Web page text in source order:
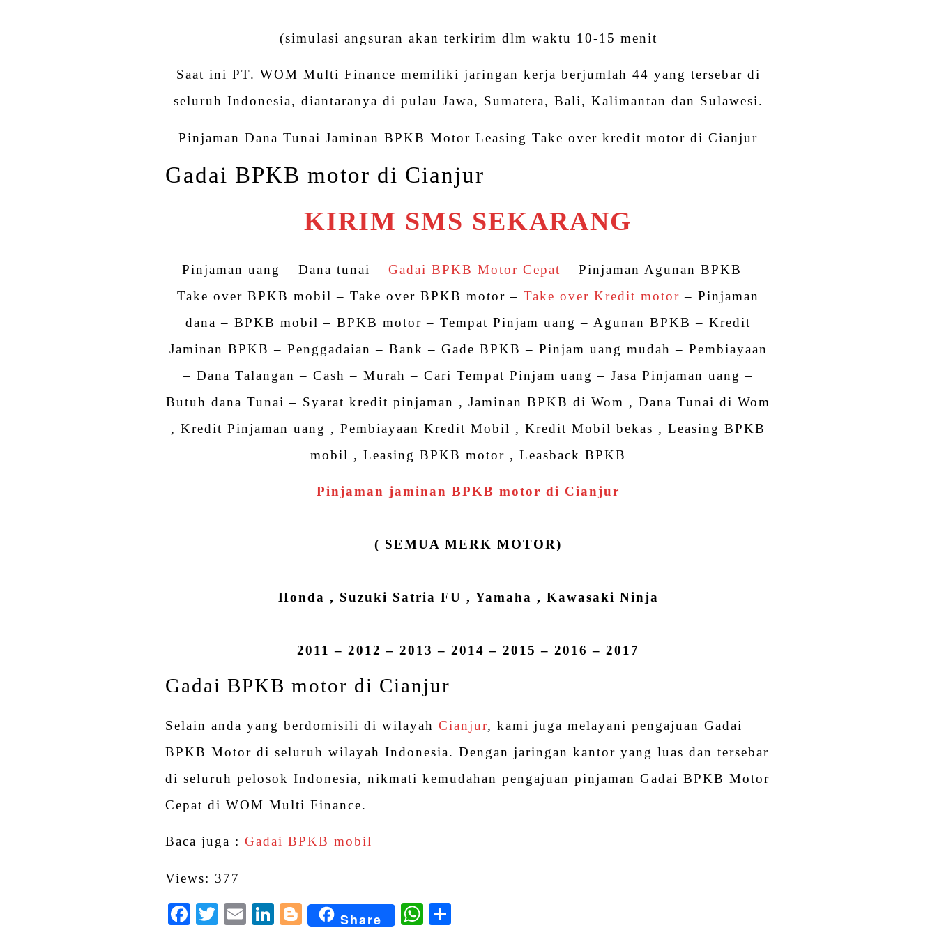
(simulasi angsuran akan terkirim dlm waktu 10-15 menit
Saat ini PT. WOM Multi Finance memiliki jaringan kerja berjumlah 44 yang tersebar di
seluruh Indonesia, diantaranya di pulau Jawa, Sumatera, Bali, Kalimantan dan Sulawesi.
Pinjaman Dana Tunai Jaminan BPKB Motor Leasing Take over kredit motor di Cianjur
Gadai BPKB motor di Cianjur
KIRIM SMS SEKARANG
Pinjaman uang – Dana tunai – Gadai BPKB Motor Cepat – Pinjaman Agunan BPKB –
Take over BPKB mobil – Take over BPKB motor –Take over Kredit motor – Pinjaman
dana – BPKB mobil – BPKB motor – Tempat Pinjam uang – Agunan BPKB – Kredit
Jaminan BPKB – Penggadaian – Bank – Gade BPKB – Pinjam uang mudah – Pembiayaan
– Dana Talangan – Cash – Murah – Cari Tempat Pinjam uang – Jasa Pinjaman uang –
Butuh dana Tunai – Syarat kredit pinjaman , Jaminan BPKB di Wom , Dana Tunai di Wom
, Kredit Pinjaman uang , Pembiayaan Kredit Mobil , Kredit Mobil bekas , Leasing BPKB
mobil , Leasing BPKB motor , Leasback BPKB
Pinjaman jaminan BPKB motor di Cianjur
( SEMUA MERK MOTOR)
Honda , Suzuki Satria FU , Yamaha , Kawasaki Ninja
2011 – 2012 – 2013 – 2014 – 2015 – 2016 – 2017
Gadai BPKB motor di Cianjur
Selain anda yang berdomisili di wilayahCianjur, kami juga melayani pengajuan Gadai
BPKB Motor di seluruh wilayah Indonesia. Dengan jaringan kantor yang luas dan tersebar
di seluruh pelosok Indonesia, nikmati kemudahan pengajuan pinjaman Gadai BPKB Motor
Cepat di WOM Multi Finance.
Baca juga :Gadai BPKB mobil
Views: 377
Facebook
Twitter
EmailLinkedIn
Blogger
Share WhatsApp